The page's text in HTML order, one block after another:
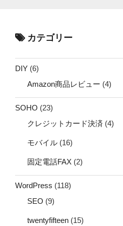
カテゴリー
DIY (6)
Amazon商品レビュー (4)
SOHO (23)
クレジットカード決済 (4)
モバイル (16)
固定電話FAX (2)
WordPress (118)
SEO (9)
twentyfifteen (15)